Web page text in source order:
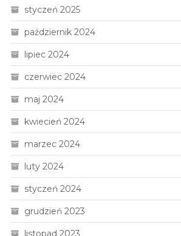
styczeń 2025
październik 2024
lipiec 2024
czerwiec 2024
maj 2024
kwiecień 2024
marzec 2024
luty 2024
styczeń 2024
grudzień 2023
listopad 2023